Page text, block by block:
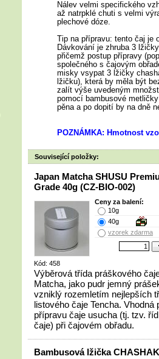
Nálev velmi specifického
až natrpklé chuti s velmi
plechové dóze.
Tip na přípravu: tento čaj
Dávkování je zhruba 3
přičemž postup přípravy
společného s čajovým
misky vsypat 3 lžičky
lžičku), která by měla být
zalít výše uvedeným
pomocí bambusové
pěna a po dopití by na dně
POZNÁMKA: Hmotnost
Související položky:
Japan Matcha SHUSU
Grade 40g (CZ-BIO-002)
Kód: 458
Ceny za balení:
10g
40g
vzorek zdarma
Výběrová třída práškového
Matcha, jako pudr jemný
vzniklý rozemletím nejlepších
listového čaje Tencha. Vhodná
přípravu čaje usucha (tj. tzv.
čaje) při čajovém obřadu.
Bambusová lžička